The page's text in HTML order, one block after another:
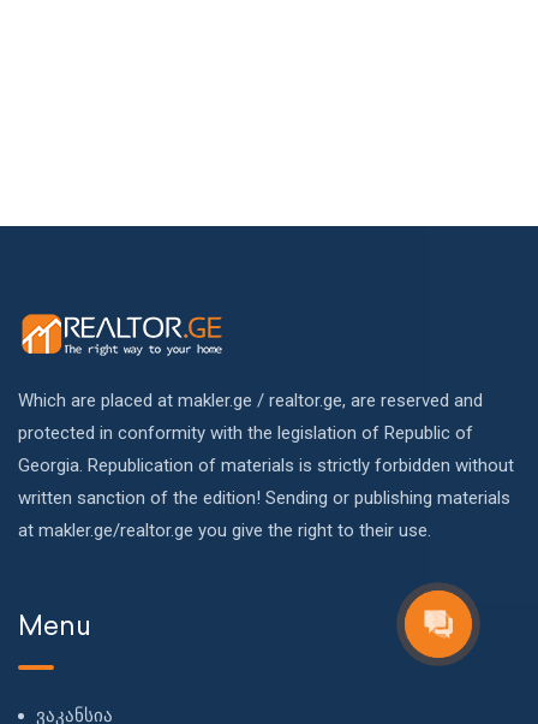
Which are placed at makler.ge / realtor.ge, are reserved and
protected in conformity with the legislation of Republic of
Georgia. Republication of materials is strictly forbidden without
written sanction of the edition! Sending or publishing materials
at makler.ge/realtor.ge you give the right to their use.
Menu
ვაკანსია